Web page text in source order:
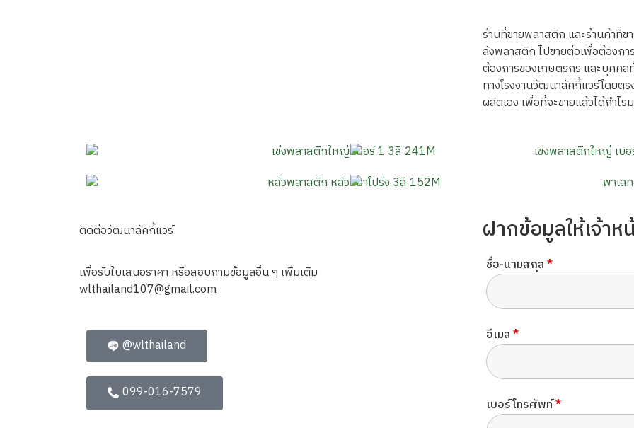
ร้านที่ขายพลาสติก และร้านค้าที่
ลังพลาสติก ไปขายต่อเพื่อต้องก
ต้องการของเกษตรกร และบุคค
ทางโรงงานวัฒนาลัคกี้แวร์โดยต
ผลิตเอง เพื่อที่จะขายแล้วได้กำไ
ติดต่อวัฒนาลัคกี้แวร์
เพื่อรับใบเสนอราคา หรือสอบถามข้อมูลอื่น ๆ เพิ่มเติม
wlthailand107@gmail.com
@wlthailand
099-016-7579
ฝากข้อมูลให้เจ้า
ชื่อ-นามสกุล*
อีเมล*
เบอร์โทรศัพท์*